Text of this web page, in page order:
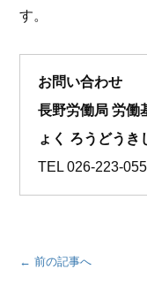
す。
お問い合わせ
長野労働局 労働
ょく ろうどうき
TEL026‐223-
← 前の記事へ